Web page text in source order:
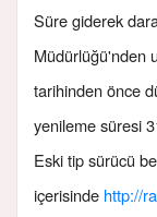
Süre giderek
Müdürlüğü'nden
tarihinden önce
yenileme süresi
Eski tip sürücü
içerisinde http://